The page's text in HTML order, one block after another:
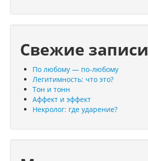
Свежие записи
По любому — по-любому
Легитимность: что это?
Тон и тонн
Аффект и эффект
Некролог: где ударение?